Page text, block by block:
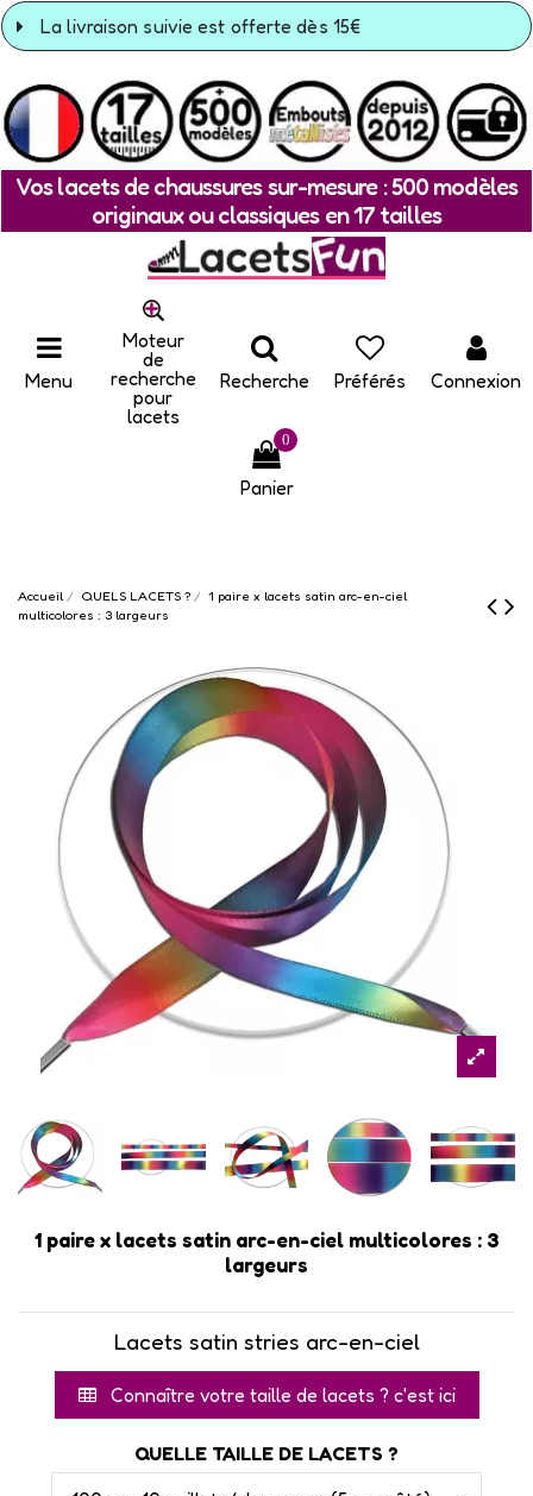
La livraison suivie est offerte dès 15€
Vos lacets de chaussures sur-mesure : 500 modèles
originaux ou classiques en 17 tailles
Menu
Moteur
de
recherche
pour
lacets
Recherche Préférés Connexion
0
Panier
Accueil QUELS LACETS ?
1 paire x lacets satin arc-en-ciel
multicolores : 3 largeurs
1 paire x lacets satin arc-en-ciel multicolores : 3
largeurs
Lacets satin stries arc-en-ciel
Connaître votre taille de lacets ? c'est ici
QUELLE TAILLE DE LACETS ?